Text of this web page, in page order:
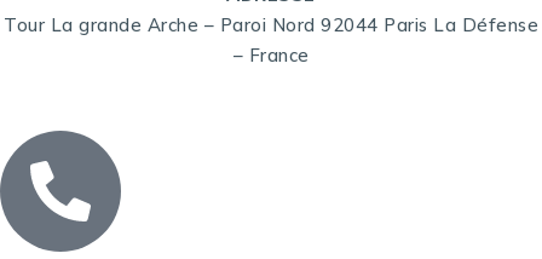
Tour La grande Arche – Paroi Nord 92044 Paris La Défense
– France